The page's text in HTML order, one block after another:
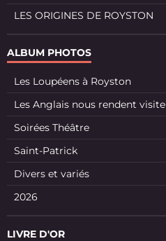
LES ORIGINES DE ROYSTON
ALBUM PHOTOS
Les Loupéens à Royston
Les Anglais nous rendent visite
Soirées Théâtre
Saint-Patrick
Divers et variés
2026
LIVRE D'OR